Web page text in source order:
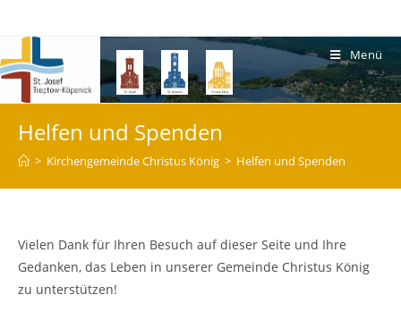
Menü
Helfen und Spenden
> Kirchengemeinde Christus König > Helfen und Spenden
Vielen Dank für Ihren Besuch auf dieser Seite und Ihre
Gedanken, das Leben in unserer Gemeinde Christus König
zu unterstützen!